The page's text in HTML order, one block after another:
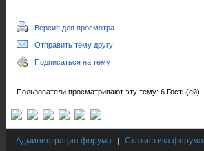
Версия для просмотра
Отправить тему другу
Подписаться на тему
Пользователи просматривают эту тему: 6 Гость(ей)
Администрация форума | Статистика форума